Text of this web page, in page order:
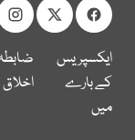
ایکسپریس
کے بارے
میں
اخلاق